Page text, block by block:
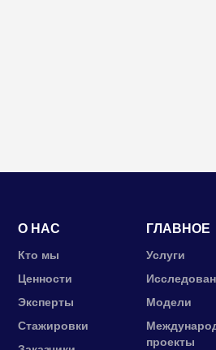
О НАС
Кто мы
Ценности
Эксперты
Стажировки
ГЛАВНОЕ
Услуги
Модели
проекты